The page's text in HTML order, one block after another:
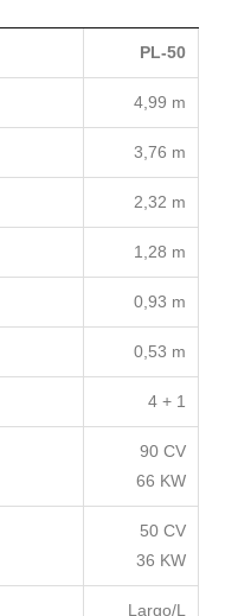
PL-50
4,99 m
3,76 m
2,32 m
1,28 m
0,93 m
0,53 m
4 + 1
90 CV
66 KW
50 CV
36 KW
Largo/L